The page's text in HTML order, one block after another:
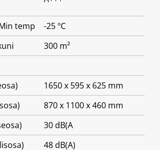
temp
-25 ºC
300 m²
1650 x 595 x 625 mm
870 x 1100 x 460 mm
30 dB(A
48 dB(A)